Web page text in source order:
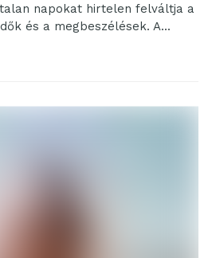
napokat hirtelen felváltja a
és a megbeszélések. A...